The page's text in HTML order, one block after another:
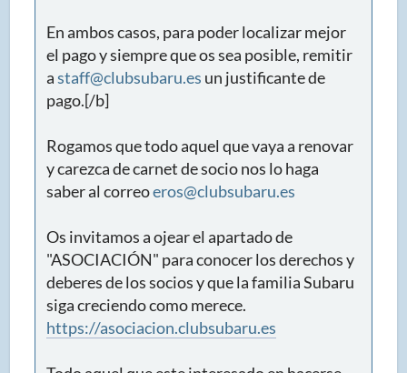
En ambos casos, para poder localizar mejor
el pago y siempre que os sea posible, remitir
astaff@clubsubaru.es un justificante de
pago.[/b]
Rogamos que todo aquel que vaya a renovar
y carezca de carnet de socio nos lo haga
saber al correoeros@clubsubaru.es
Os invitamos a ojear el apartado de
"ASOCIACIÓN" para conocer los derechos y
deberes de los socios y que la familia Subaru
siga creciendo como merece.
https://asociacion.clubsubaru.es